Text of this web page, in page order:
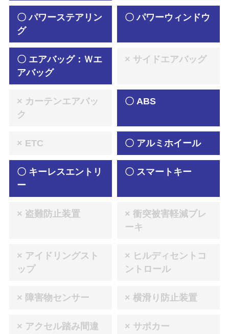
〇 パワーステアリン
グ
〇 パワーウィンドウ
〇 エアバッグ：Ｗエ
アバッグ
× サイドエアバッグ
× カーテンエアバッ
ク
〇 ABS
× ETC 〇 アルミホイール
〇 キーレスエントリ
ー
〇 スマートキー
× 盗難防止装置
× 衝突被害軽減ブレ
ーキ
× アイドリングスト
ップ
× ヒルディセントコ
ントロール
× 障害物センサー × 横滑り防止装置
× アクセル踏み間違
× サポカー